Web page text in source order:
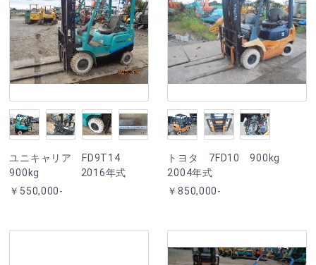
ユニキャリア FD9T14
900kg 2016年式
￥550,000-
トヨタ 7FD10 900kg
2004年式
￥850,000-